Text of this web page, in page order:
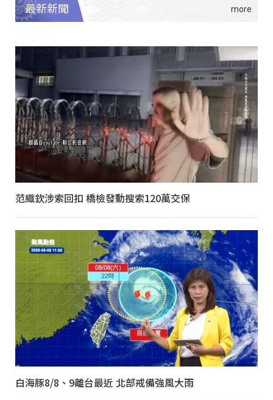
最新新聞
范織欽涉索回扣 橋檢發動搜索120萬交保
白海豚8/8、9離台最近 北部戒備強風大雨